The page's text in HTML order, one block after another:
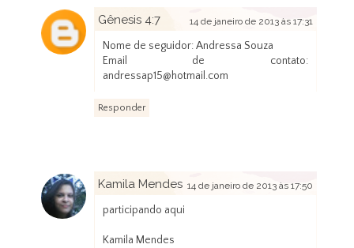
Gênesis 4:7 14 de janeiro de 2013 às 17:31
Nome de seguidor: Andressa Souza
Email de contato:
andressap15@hotmail.com
Responder
Kamila Mendes 14 de janeiro de 2013 às 17:50
participando aqui
Kamila Mendes